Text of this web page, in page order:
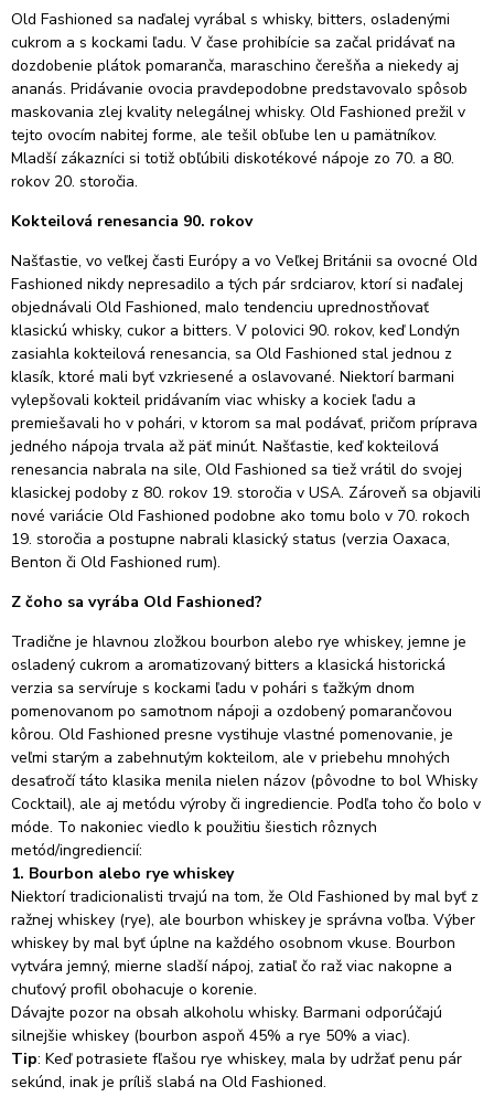
Old Fashioned sa naďalej vyrábal s whisky, bitters, osladenými
cukrom a s kockami ľadu. V čase prohibície sa začal pridávať na
dozdobenie plátok pomaranča, maraschino čerešňa a niekedy aj
ananás. Pridávanie ovocia pravdepodobne predstavovalo spôsob
maskovania zlej kvality nelegálnej whisky. Old Fashioned prežil v
tejto ovocím nabitej forme, ale tešil obľube len u pamätníkov.
Mladší zákazníci si totiž obľúbili diskotékové nápoje zo 70. a 80.
rokov 20. storočia.
Kokteilová renesancia 90. rokov
Našťastie, vo veľkej časti Európy a vo Veľkej Británii sa ovocné Old
Fashioned nikdy nepresadilo a tých pár srdciarov, ktorí si naďalej
objednávali Old Fashioned, malo tendenciu uprednostňovať
klasickú whisky, cukor a bitters. V polovici 90. rokov, keď Londýn
zasiahla kokteilová renesancia, sa Old Fashioned stal jednou z
klasík, ktoré mali byť vzkriesené a oslavované. Niektorí barmani
vylepšovali kokteil pridávaním viac whisky a kociek ľadu a
premiešavali ho v pohári, v ktorom sa mal podávať, pričom príprava
jedného nápoja trvala až päť minút. Našťastie, keď kokteilová
renesancia nabrala na sile, Old Fashioned sa tiež vrátil do svojej
klasickej podoby z 80. rokov 19. storočia v USA. Zároveň sa objavili
nové variácie Old Fashioned podobne ako tomu bolo v 70. rokoch
19. storočia a postupne nabrali klasický status (verzia Oaxaca,
Benton či Old Fashioned rum).
Z čoho sa vyrába Old Fashioned?
Tradične je hlavnou zložkou bourbon alebo rye whiskey, jemne je
osladený cukrom a aromatizovaný bitters a klasická historická
verzia sa servíruje s kockami ľadu v pohári s ťažkým dnom
pomenovanom po samotnom nápoji a ozdobený pomarančovou
kôrou. Old Fashioned presne vystihuje vlastné pomenovanie, je
veľmi starým a zabehnutým kokteilom, ale v priebehu mnohých
desaťročí táto klasika menila nielen názov (pôvodne to bol Whisky
Cocktail), ale aj metódu výroby či ingrediencie. Podľa toho čo bolo v
móde. To nakoniec viedlo k použitiu šiestich rôznych
metód/ingrediencií:
1. Bourbon alebo rye whiskey
Niektorí tradicionalisti trvajú na tom, že Old Fashioned by mal byť z
ražnej whiskey (rye), ale bourbon whiskey je správna voľba. Výber
whiskey by mal byť úplne na každého osobnom vkuse. Bourbon
vytvára jemný, mierne sladší nápoj, zatiaľ čo raž viac nakopne a
chuťový profil obohacuje o korenie.
Dávajte pozor na obsah alkoholu whisky. Barmani odporúčajú
silnejšie whiskey (bourbon aspoň 45% a rye 50% a viac).
Tip: Keď potrasiete fľašou rye whiskey, mala by udržať penu pár
sekúnd, inak je príliš slabá na Old Fashioned.